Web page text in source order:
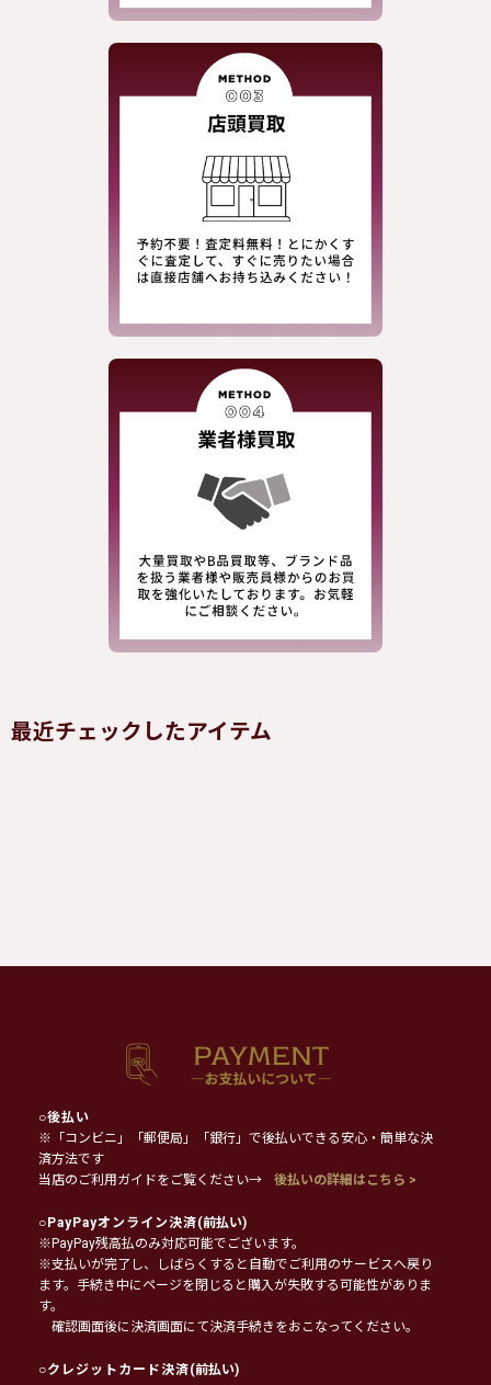
最近チェックしたアイテム
○後払い
※「コンビニ」「郵便局」「銀行」で後払いできる安心・簡単な決
済方法です
当店のご利用ガイドをご覧ください→
後払いの詳細はこちら >
○PayPayオンライン決済(前払い)
※PayPay残高払のみ対応可能でございます。
※支払いが完了し、しばらくすると自動でご利用のサービスへ戻り
ます。手続き中にページを閉じると購入が失敗する可能性がありま
す。
確認画面後に決済画面にて決済手続きをおこなってください。
○クレジットカード決済(前払い)